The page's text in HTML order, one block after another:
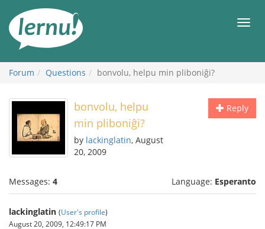
the
content
Forum Questions bonvolu, helpu min pliboniĝi?
Reply
bonvolu, helpu
min pliboniĝi?
by lackinglatin, August
20, 2009
Messages: 4 Language: Esperanto
lackinglatin (User's profile)
August 20, 2009, 12:49:17 PM